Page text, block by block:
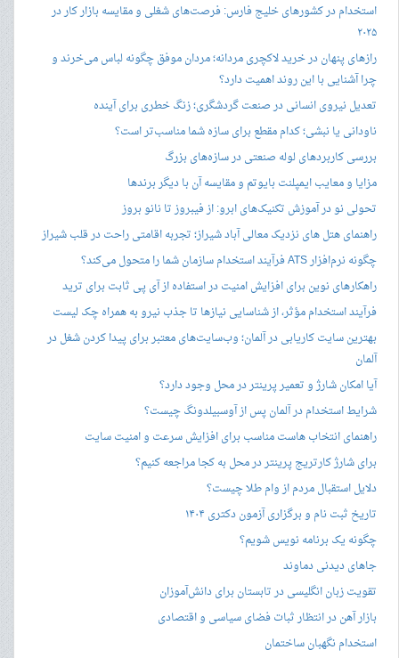
استخدام در کشورهای خلیج فارس: فرصت‌های شغلی و مقایسه بازار کار در
۲۰۲۵
رازهای پنهان در خرید لاکچری مردانه؛ مردان موفق چگونه لباس می‌خرند و
چرا آشنایی با این روند اهمیت دارد؟
تعدیل نیروی انسانی در صنعت گردشگری؛ زنگ خطری برای آینده
ناودانی یا نبشی؛ کدام مقطع برای سازه شما مناسب‌تر است؟
بررسی کاربردهای لوله صنعتی در سازه‌های بزرگ
مزایا و معایب ایمپلنت بایوتم و مقایسه آن با دیگر برندها
تحولی نو در آموزش تکنیک‌های ابرو: از فیبروز تا نانو بروز
راهنمای هتل های نزدیک معالی آباد شیراز؛ تجربه اقامتی راحت در قلب شیراز
چگونه نرم‌افزار ATS فرآیند استخدام سازمان شما را متحول می‌کند؟
راهکارهای نوین برای افزایش امنیت در استفاده از آی پی ثابت برای ترید
فرآیند استخدام مؤثر، از شناسایی نیازها تا جذب نیرو به همراه چک لیست
بهترین سایت کاریابی در آلمان؛ وب‌سایت‌های معتبر برای پیدا کردن شغل در
آلمان
آیا امکان شارژ و تعمیر پرینتر در محل وجود دارد؟
شرایط استخدام در آلمان پس از آوسبیلدونگ چیست؟
راهنمای انتخاب هاست مناسب برای افزایش سرعت و امنیت سایت
برای شارژ کارتریج پرینتر در محل به کجا مراجعه کنیم؟
دلایل استقبال مردم از وام طلا چیست؟
تاریخ ثبت نام و برگزاری آزمون دکتری ۱۴۰۴
چگونه یک برنامه نویس شویم؟
جاهای دیدنی دماوند
تقویت زبان انگلیسی در تابستان برای دانش‌آموزان
بازار آهن در انتظار ثبات فضای سیاسی و اقتصادی
استخدام نگهبان ساختمان